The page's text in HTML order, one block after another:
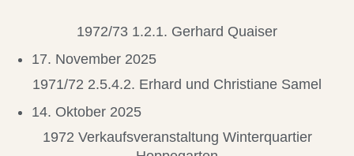
1972/73 1.2.1. Gerhard Quaiser
17. November 2025
1971/72 2.5.4.2. Erhard und Christiane Samel
14. Oktober 2025
1972 Verkaufsveranstaltung Winterquartier